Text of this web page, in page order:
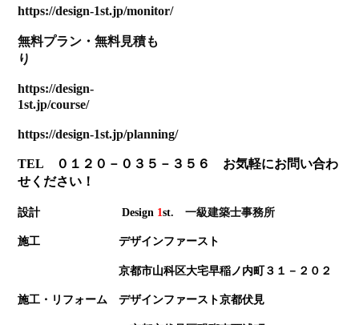
https://design-1st.jp/monitor/
無料プラン ・無料見積も
り
https://design-
1st.jp/course/
https://design-1st.jp/planning/
TEL ０１２０－０３５－３５６ お気軽にお問い合わ
せください！
設計 Design 1st. 一級建築士事務所
施工 デザインファースト
京都市山科区大宅早稲ノ内町３１－２０２
施工・リフォーム デザインファースト京都伏見